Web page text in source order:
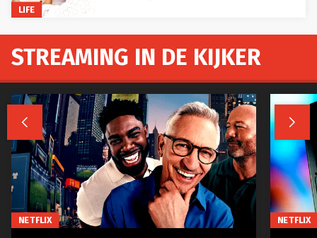
LIFE
STREAMING IN DE KIJKER
 
NETFLIX NETFLIX